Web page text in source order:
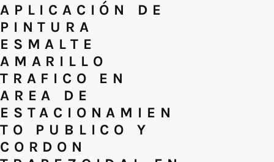
APLICACIÓN DE
PINTURA
ESMALTE
AMARILLO
TRAFICO EN
AREA DE
ESTACIONAMIEN
TO PUBLICO Y
CORDON